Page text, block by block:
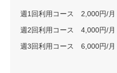
週1回利用コース 2,000円/月
週2回利用コース 4,000円/月
週3回利用コース 6,000円/月